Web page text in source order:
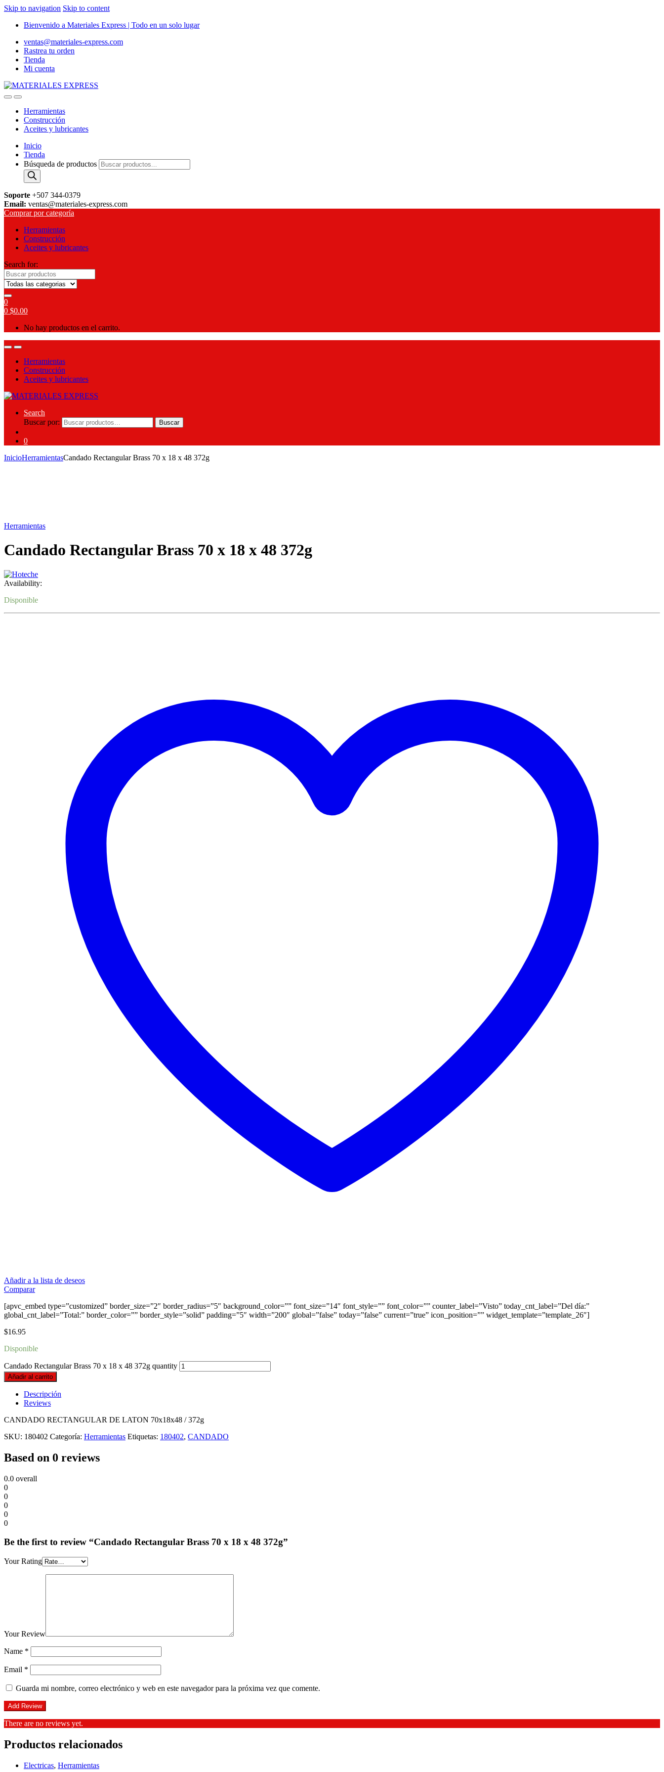
Skip to navigation Skip to content
Bienvenido a Materiales Express | Todo en un solo lugar
ventas@materiales-express.com
Rastrea tu orden
Tienda
Mi cuenta
Herramientas
Construcción
Aceites y lubricantes
Inicio
Tienda
Búsqueda de productos
Soporte +507 344-0379
Email: ventas@materiales-express.com
Comprar por categoría
Herramientas
Construcción
Aceites y lubricantes
Search for:
0
0 $0.00
No hay productos en el carrito.
Herramientas
Construcción
Aceites y lubricantes
Search
Buscar por:
Buscar
0
InicioHerramientasCandado Rectangular Brass 70 x 18 x 48 372g
Herramientas
Candado Rectangular Brass 70 x 18 x 48 372g
Availability:
Disponible
Añadir a la lista de deseos
Comparar
[apvc_embed type=”customized” border_size=”2″ border_radius=”5″ background_color=”” font_size=”14″ font_style=”” font_color=”” counter_label=”Visto” today_cnt_label=”Del día:”
global_cnt_label=”Total:” border_color=”” border_style=”solid” padding=”5″ width=”200″ global=”false” today=”false” current=”true” icon_position=”” widget_template=”template_26″]
$16.95
Disponible
Candado Rectangular Brass 70 x 18 x 48 372g quantity
Añadir al carrito
Descripción
Reviews
CANDADO RECTANGULAR DE LATON 70x18x48 / 372g
SKU: 180402 Categoría: Herramientas Etiquetas: 180402, CANDADO
Based on 0 reviews
0.0 overall
0
0
0
0
0
Be the first to review “Candado Rectangular Brass 70 x 18 x 48 372g”
Your Rating
Your Review
Name *
Email *
Guarda mi nombre, correo electrónico y web en este navegador para la próxima vez que comente.
There are no reviews yet.
Productos relacionados
Electricas, Herramientas